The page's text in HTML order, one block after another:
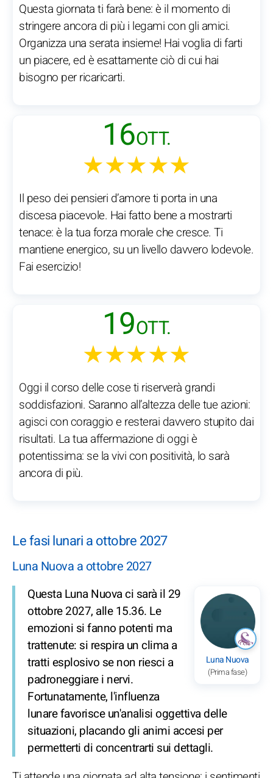
Questa giornata ti farà bene: è il momento di
stringere ancora di più i legami con gli amici.
Organizza una serata insieme! Hai voglia di farti
un piacere, ed è esattamente ciò di cui hai
bisogno per ricaricarti.
16OTT.
★★★★★
Il peso dei pensieri d’amore ti porta in una
discesa piacevole. Hai fatto bene a mostrarti
tenace: è la tua forza morale che cresce. Ti
mantiene energico, su un livello davvero lodevole.
Fai esercizio!
19OTT.
★★★★★
Oggi il corso delle cose ti riserverà grandi
soddisfazioni. Saranno all’altezza delle tue azioni:
agisci con coraggio e resterai davvero stupito dai
risultati. La tua affermazione di oggi è
potentissima: se la vivi con positività, lo sarà
ancora di più.
Le fasi lunari a ottobre 2027
Luna Nuova a ottobre 2027
Luna Nuova
(Prima fase)
Questa Luna Nuova ci sarà il 29
ottobre 2027, alle 15.36. Le
emozioni si fanno potenti ma
trattenute: si respira un clima a
tratti esplosivo se non riesci a
padroneggiare i nervi.
Fortunatamente, l'influenza
lunare favorisce un'analisi oggettiva delle
situazioni, placando gli animi accesi per
permetterti di concentrarti sui dettagli.